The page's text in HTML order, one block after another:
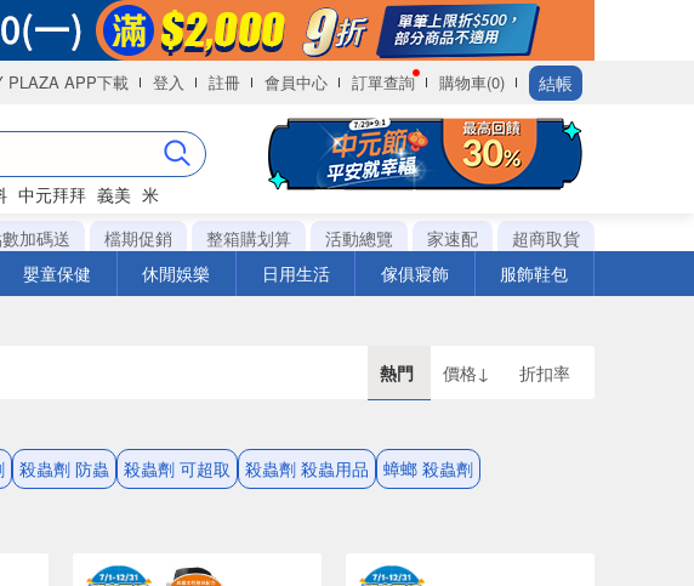
PLAZA APP下載 登入 註冊 會員中心 訂單查詢 購物車(0) 結帳
中元拜拜 義美 米
加碼送 檔期促銷 整箱購划算 活動總覽 家速配
超商取貨
嬰童保健 休閒娛樂 日用生活 傢俱寢飾 服飾鞋包
熱門 價格↓ 折扣率
殺蟲劑 防蟲 殺蟲劑 可超取 殺蟲劑 殺蟲用品
蟑螂 殺蟲劑